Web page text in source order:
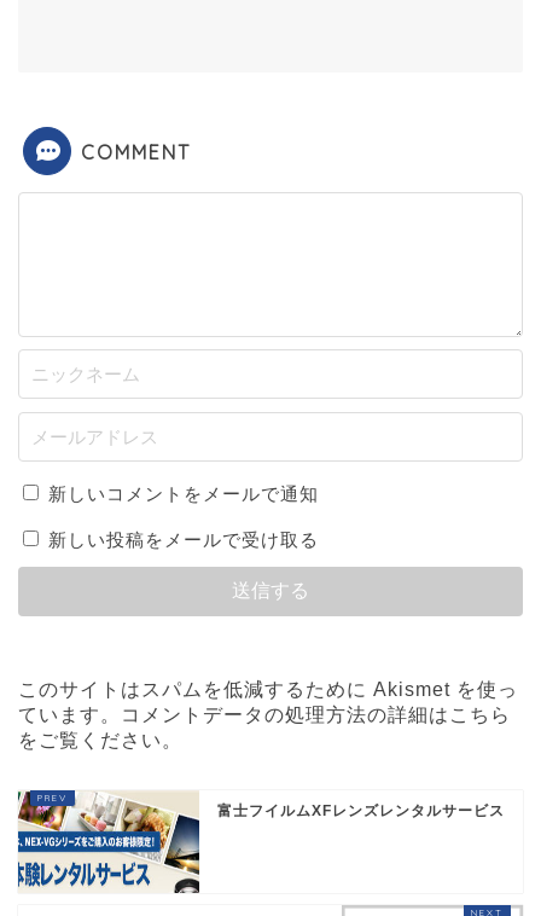
COMMENT
新しいコメントをメールで通知
新しい投稿をメールで受け取る
このサイトはスパムを低減するために Akismet を使っ
ています。
コメントデータの処理方法の詳細はこちら
をご覧ください 。
富士フイルムXFレンズレンタルサービス